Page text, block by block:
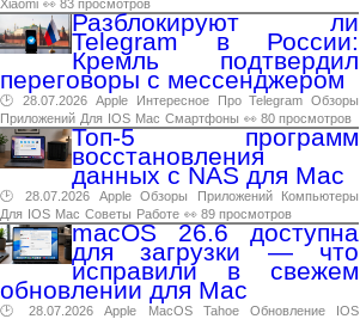
Xiaomi 👀 83 просмотров
Разблокируют ли
Telegram в России:
Кремль подтвердил
переговоры с мессенджером
🕑 28.07.2026 Apple Интересное Про Telegram Обзоры
Приложений Для IOS Mac Смартфоны 👀 80 просмотров
Топ-5 программ
восстановления
данных с NAS для Mac
🕑 28.07.2026 Apple Обзоры Приложений
Компьютеры
Для IOS Mac Советы Работе 👀 89 просмотров
macOS 26.6 доступна
для загрузки — что
исправили в свежем
обновлении для Mac
🕑 28.07.2026 Apple MacOS Tahoe Обновление
IOS